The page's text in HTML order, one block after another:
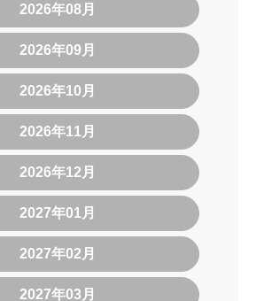
2026年08月
2026年09月
2026年10月
2026年11月
2026年12月
2027年01月
2027年02月
2027年03月